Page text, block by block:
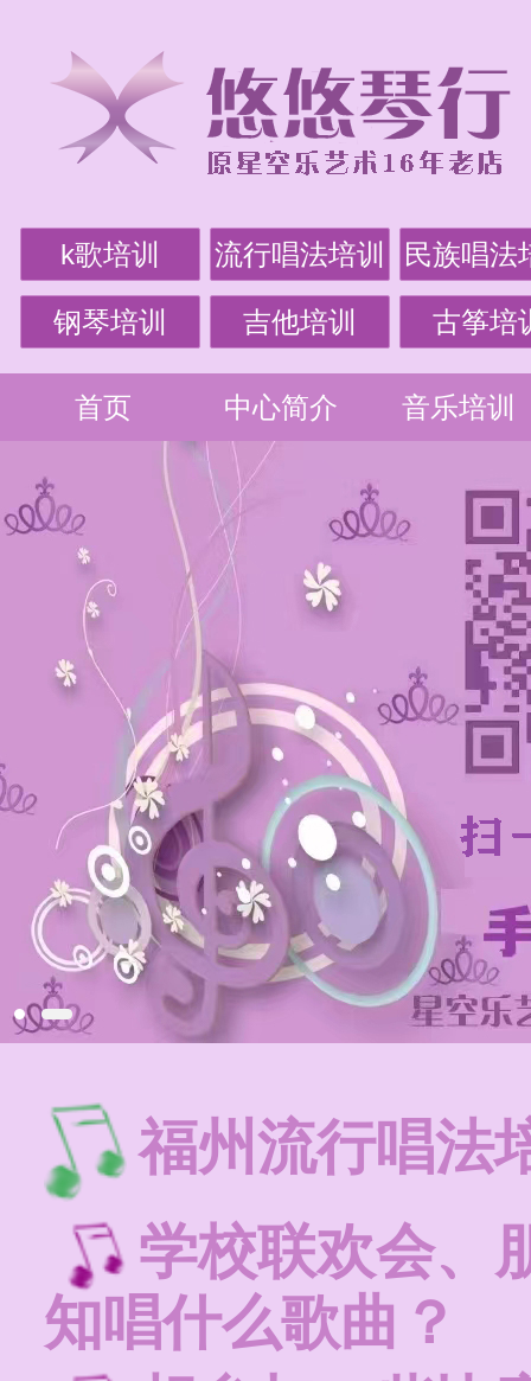
k歌培训 流行唱法培训 民族唱法
钢琴培训 吉他培训 古筝培
首页 中心简介 音乐培训
福州流行唱法
学校联欢会、
知唱什么歌曲？